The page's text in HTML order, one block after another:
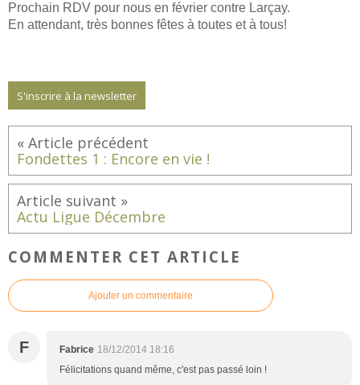
Prochain RDV pour nous en février contre Larçay.
En attendant, très bonnes fêtes à toutes et à tous!
S'inscrire à la newsletter
Fondettes 1 : Encore en vie !
Actu Ligue Décembre
COMMENTER CET ARTICLE
Ajouter un commentaire
F Fabrice 18/12/2014 18:16
Félicitations quand même, c'est pas passé loin !